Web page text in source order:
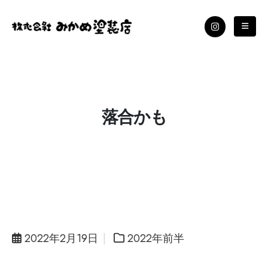
落合かも
2022年2月19日
2022年前半